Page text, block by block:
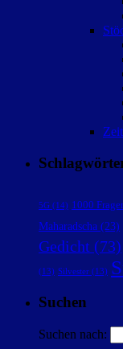
5G (14) 1000
Maharadscha (23)
Gedicht (73)
(13) Silvester (13)
Suchen
Suchen nach: